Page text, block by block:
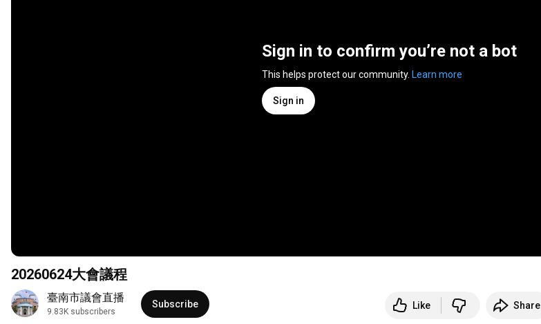
Sign in to confirm you’re not a bot
This helps protect our community. Learn more
Sign in
20260624大會議程
臺南市議會直播
9.83K subscribers
Subscribe Like Share